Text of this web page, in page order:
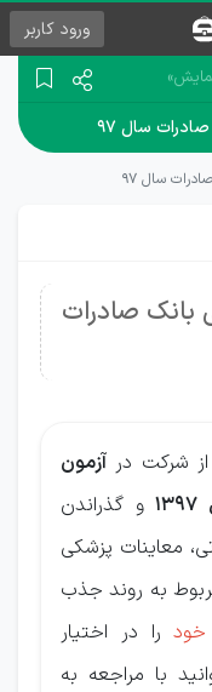
ورود کاربر
سال ۹۷
سال ۹۷
بانک صادرات
شرکت در آزمون
و گذراندن
معاینات پزشکی
به روند جذب
خودرا در اختیار
با مراجعه به